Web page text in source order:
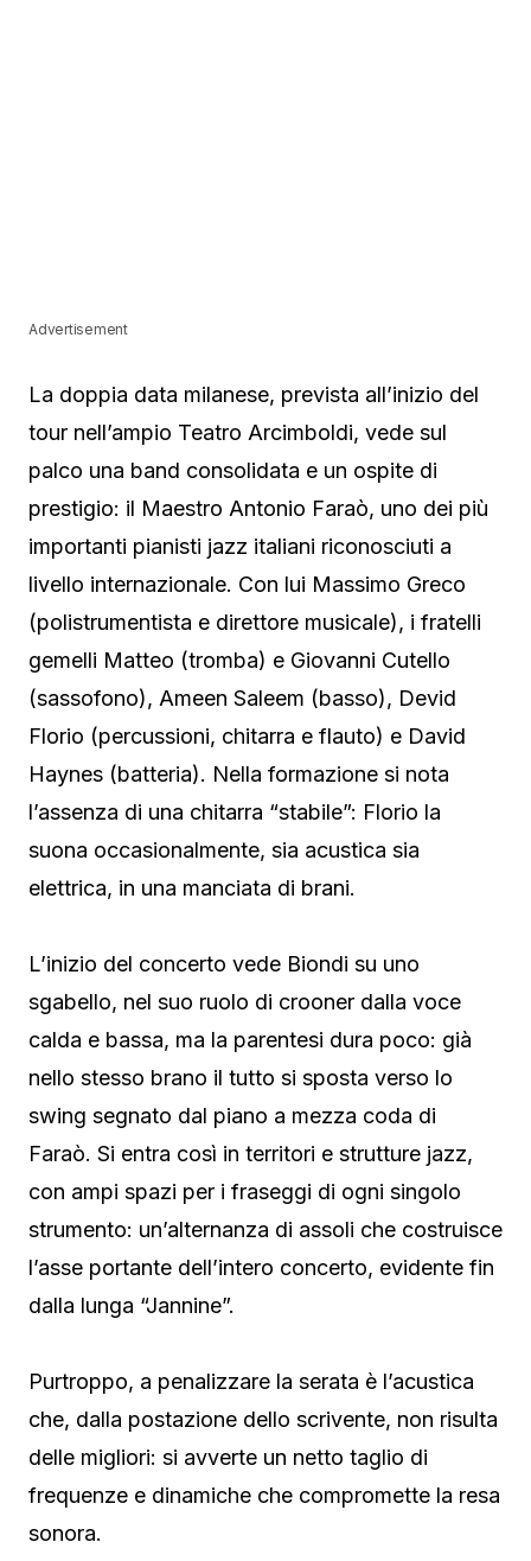
Advertisement
La doppia data milanese, prevista all’inizio del
tour nell’ampio Teatro Arcimboldi, vede sul
palco una band consolidata e un ospite di
prestigio: il Maestro Antonio Faraò, uno dei più
importanti pianisti jazz italiani riconosciuti a
livello internazionale. Con lui Massimo Greco
(polistrumentista e direttore musicale), i fratelli
gemelli Matteo (tromba) e Giovanni Cutello
(sassofono), Ameen Saleem (basso), Devid
Florio (percussioni, chitarra e flauto) e David
Haynes (batteria). Nella formazione si nota
l’assenza di una chitarra “stabile”: Florio la
suona occasionalmente, sia acustica sia
elettrica, in una manciata di brani.
L’inizio del concerto vede Biondi su uno
sgabello, nel suo ruolo di crooner dalla voce
calda e bassa, ma la parentesi dura poco: già
nello stesso brano il tutto si sposta verso lo
swing segnato dal piano a mezza coda di
Faraò. Si entra così in territori e strutture jazz,
con ampi spazi per i fraseggi di ogni singolo
strumento: un’alternanza di assoli che costruisce
l’asse portante dell’intero concerto, evidente fin
dalla lunga “Jannine”.
Purtroppo, a penalizzare la serata è l’acustica
che, dalla postazione dello scrivente, non risulta
delle migliori: si avverte un netto taglio di
frequenze e dinamiche che compromette la resa
sonora.